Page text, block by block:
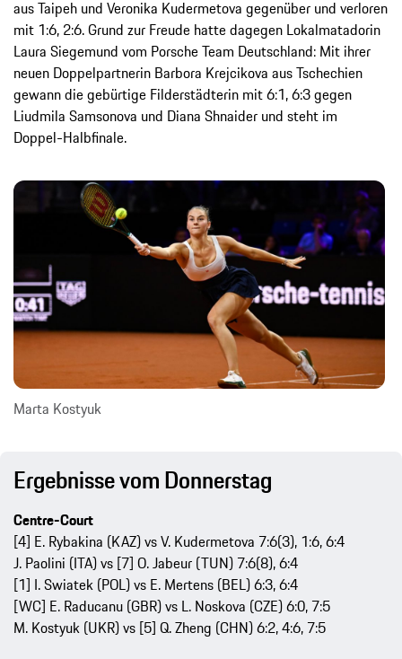
aus Taipeh und Veronika Kudermetova gegenüber und verloren
mit 1:6, 2:6. Grund zur Freude hatte dagegen Lokalmatadorin
Laura Siegemund vom Porsche Team Deutschland: Mit ihrer
neuen Doppelpartnerin Barbora Krejcikova aus Tschechien
gewann die gebürtige Filderstädterin mit 6:1, 6:3 gegen
Liudmila Samsonova und Diana Shnaider und steht im
Doppel-Halbfinale.
Marta Kostyuk
Ergebnisse vom Donnerstag
Centre-Court
[4] E. Rybakina (KAZ) vs V. Kudermetova 7:6(3), 1:6, 6:4
J. Paolini (ITA) vs [7] O. Jabeur (TUN) 7:6(8), 6:4
[1] I. Swiatek (POL) vs E. Mertens (BEL) 6:3, 6:4
[WC] E. Raducanu (GBR) vs L. Noskova (CZE) 6:0, 7:5
M. Kostyuk (UKR) vs [5] Q. Zheng (CHN) 6:2, 4:6, 7:5